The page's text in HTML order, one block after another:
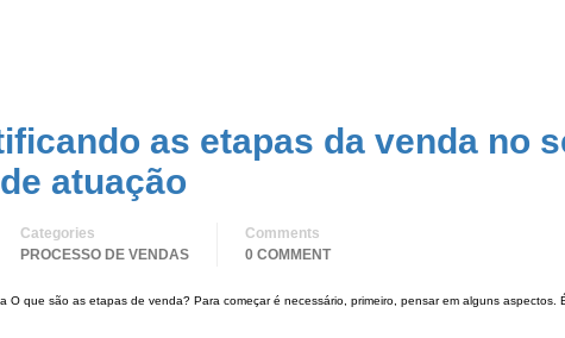
as etapas da venda no
atuação
Categories
PROCESSO DE VENDAS
Comments
0 COMMENT
O que são as etapas de venda? Para começar é necessário, primeiro, pensar em alguns aspectos.